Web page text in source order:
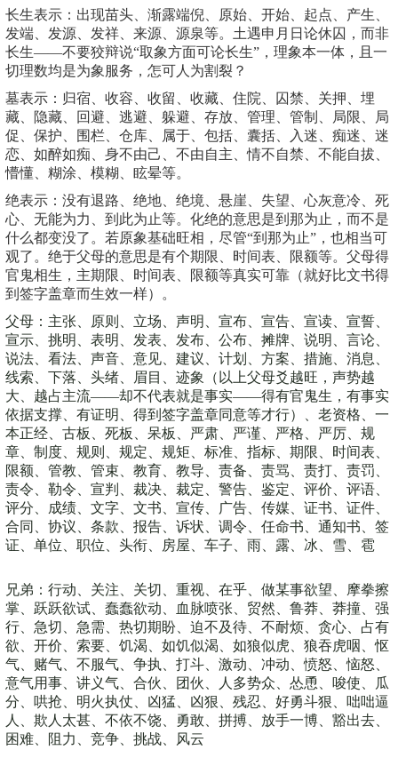
长生表示：出现苗头、渐露端倪、原始、开始、起点、产生、
发端、发源、发祥、来源、源泉等。土遇申月日论休囚，而非
长生——不要狡辩说“取象方面可论长生”，理象本一体，且一
切理数均是为象服务，怎可人为割裂？
墓表示：归宿、收容、收留、收藏、住院、囚禁、关押、埋
藏、隐藏、回避、逃避、躲避、存放、管理、管制、局限、局
促、保护、围栏、仓库、属于、包括、囊括、入迷、痴迷、迷
恋、如醉如痴、身不由己、不由自主、情不自禁、不能自拔、
懵懂、糊涂、模糊、眩晕等。
绝表示：没有退路、绝地、绝境、悬崖、失望、心灰意冷、死
心、无能为力、到此为止等。化绝的意思是到那为止，而不是
什么都变没了。若原象基础旺相，尽管“到那为止”，也相当可
观了。绝于父母的意思是有个期限、时间表、限额等。父母得
官鬼相生，主期限、时间表、限额等真实可靠（就好比文书得
到签字盖章而生效一样）。
父母：主张、原则、立场、声明、宣布、宣告、宣读、宣誓、
宣示、挑明、表明、发表、发布、公布、摊牌、说明、言论、
说法、看法、声音、意见、建议、计划、方案、措施、消息、
线索、下落、头绪、眉目、迹象（以上父母爻越旺，声势越
大、越占主流——却不代表就是事实——得有官鬼生，有事实
依据支撑、有证明、得到签字盖章同意等才行）、老资格、一
本正经、古板、死板、呆板、严肃、严谨、严格、严厉、规
章、制度、规则、规定、规矩、标准、指标、期限、时间表、
限额、管教、管束、教育、教导、责备、责骂、责打、责罚、
责令、勒令、宣判、裁决、裁定、警告、鉴定、评价、评语、
评分、成绩、文字、文书、宣传、广告、传媒、证书、证件、
合同、协议、条款、报告、诉状、调令、任命书、通知书、签
证、单位、职位、头衔、房屋、车子、雨、露、冰、雪、雹
兄弟：行动、关注、关切、重视、在乎、做某事欲望、摩拳擦
掌、跃跃欲试、蠢蠢欲动、血脉喷张、贸然、鲁莽、莽撞、强
行、急切、急需、热切期盼、迫不及待、不耐烦、贪心、占有
欲、开价、索要、饥渴、如饥似渴、如狼似虎、狼吞虎咽、怄
气、赌气、不服气、争执、打斗、激动、冲动、愤怒、恼怒、
意气用事、讲义气、合伙、团伙、人多势众、怂恿、唆使、瓜
分、哄抢、明火执仗、凶猛、凶狠、残忍、好勇斗狠、咄咄逼
人、欺人太甚、不依不饶、勇敢、拼搏、放手一博、豁出去、
困难、阻力、竞争、挑战、风云